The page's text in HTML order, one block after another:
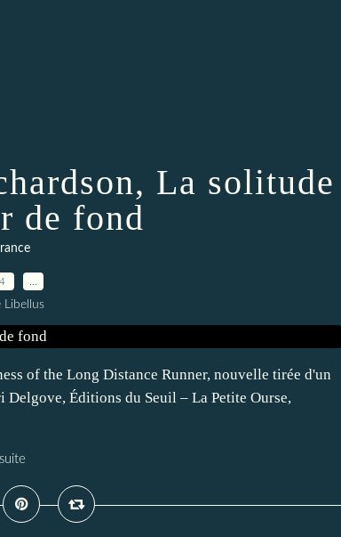
La solitude
de fond
Libellus
of the Long Distance Runner, nouvelle tirée d'un
Éditions du Seuil – La Petite Ourse,